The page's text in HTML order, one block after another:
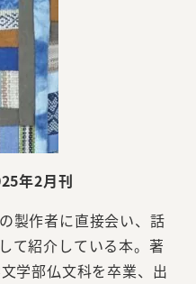
年2月刊
製作者に直接会い、話
て紹介している本。著
学部仏文科を卒業、出